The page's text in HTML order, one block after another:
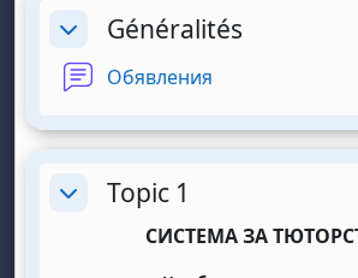
ReplierGénéralités
Обявления
ReplierTopic 1
СИСТЕМА ЗА